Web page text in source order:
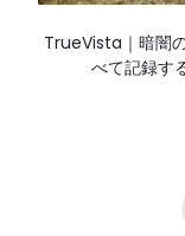
TrueVista｜暗闇
べて記録す